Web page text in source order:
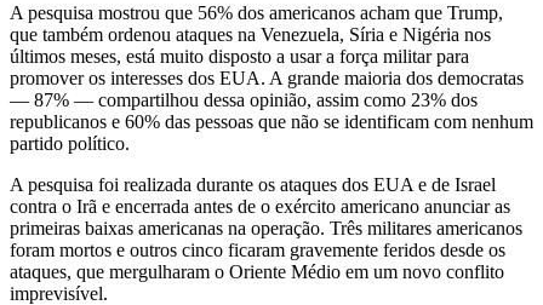
A pesquisa mostrou que 56% dos americanos acham que Trump,
que também ordenou ataques na Venezuela, Síria e Nigéria nos
últimos meses, está muito disposto a usar a força militar para
promover os interesses dos EUA. A grande maioria dos democratas
— 87% — compartilhou dessa opinião, assim como 23% dos
republicanos e 60% das pessoas que não se identificam com nenhum
partido político.
A pesquisa foi realizada durante os ataques dos EUA e de Israel
contra o Irã e encerrada antes de o exército americano anunciar as
primeiras baixas americanas na operação. Três militares americanos
foram mortos e outros cinco ficaram gravemente feridos desde os
ataques, que mergulharam o Oriente Médio em um novo conflito
imprevisível.